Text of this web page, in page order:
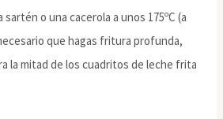
o una cacerola a unos 175ºC (a
que hagas fritura profunda,
la mitad de los cuadritos de leche frita